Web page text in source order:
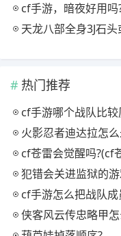
cf手游，暗夜好用吗
天龙八部全身3J石头或4J石头要花
热门推荐
cf手游哪个战队比较
火影忍者迪达拉怎么永久
cf苍雷会觉醒吗?(cf
犯错会关进监狱的游戏
cf手游怎么把战队成员
侠客风云传忠略甲怎么获